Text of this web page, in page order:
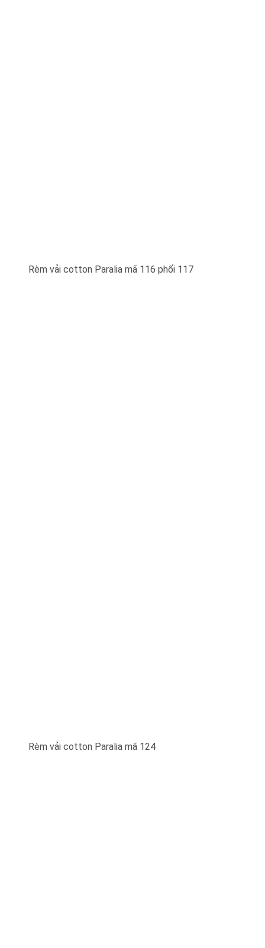
Rèm vải cotton Paralia mã 116 phối 117
Rèm vải cotton Paralia mã 124